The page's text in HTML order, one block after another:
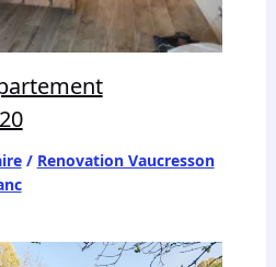
/ Renovation Vaucresson